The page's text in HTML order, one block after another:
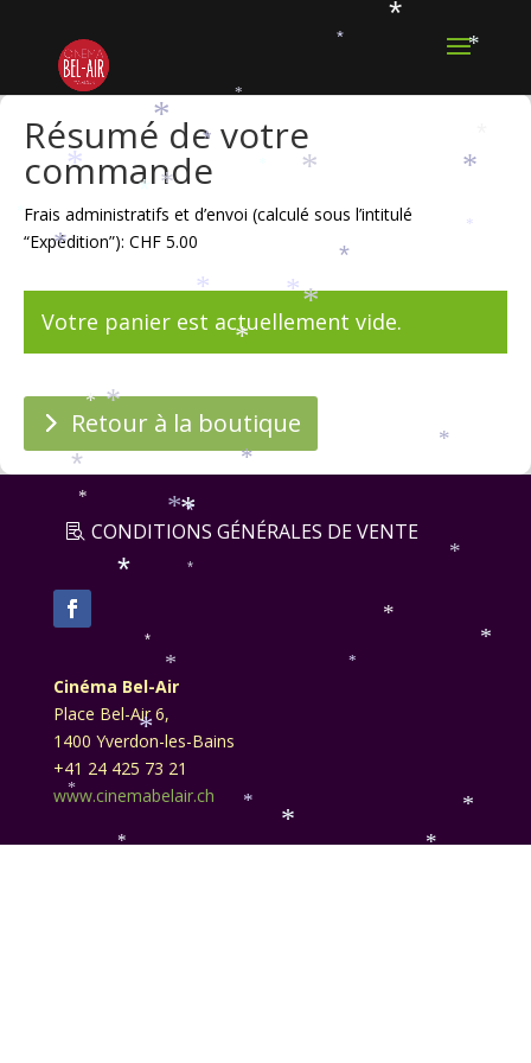
Résumé de votre
commande
Frais administratifs et d’envoi (calculé sous l’intitulé
“Expédition”): CHF 5.00
Votre panier est actuellement vide.
Retour à la boutique
CONDITIONS GÉNÉRALES DE VENTE
Cinéma Bel-Air
Place Bel-Air 6,
1400 Yverdon-les-Bains
+41 24 425 73 21
www.cinemabelair.ch
*
*
*
*
*
*
*
*
*
*
*
*
*
*
*
*
*
*
*
*
*
*
*
*
*
*
*
*
*
*
*
*
*
*
*
*
*
*
*
*
*
*